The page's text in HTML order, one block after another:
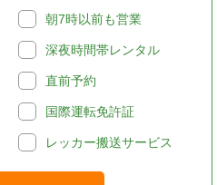
朝7時以前も営業
深夜時間帯レンタル
直前予約
国際運転免許証
レッカー搬送サービス